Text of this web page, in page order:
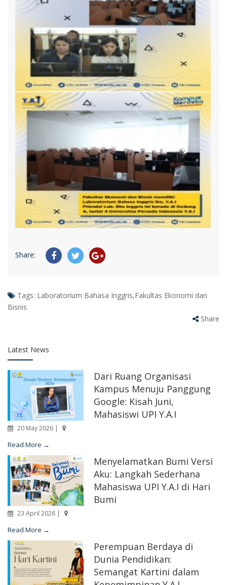
Share:
Tags: Laboratorium Bahasa Inggris,Fakultas Ekonomi dan
Bisnis
Share
Latest News
Dari Ruang Organisasi
Kampus Menuju Panggung
Google: Kisah Juni,
Mahasiswi UPI Y.A.I
20 May 2026 |
Read More →
Menyelamatkan Bumi Versi
Aku: Langkah Sederhana
Mahasiswa UPI Y.A.I di Hari
Bumi
23 April 2026 |
Read More →
Perempuan Berdaya di
Dunia Pendidikan:
Semangat Kartini dalam